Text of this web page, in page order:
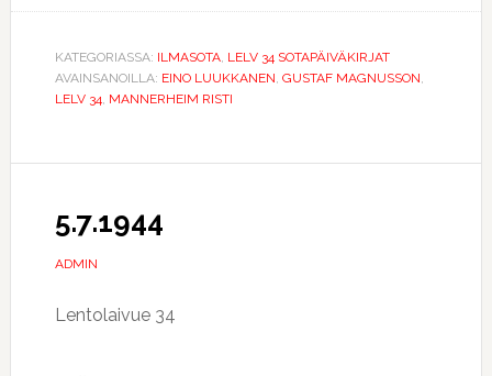
KATEGORIASSA: ILMASOTA, LELV 34 SOTAPÄIVÄKIRJAT
AVAINSANOILLA: EINO LUUKKANEN, GUSTAF MAGNUSSON,
LELV 34, MANNERHEIM RISTI
5.7.1944
ADMIN
Lentolaivue 34